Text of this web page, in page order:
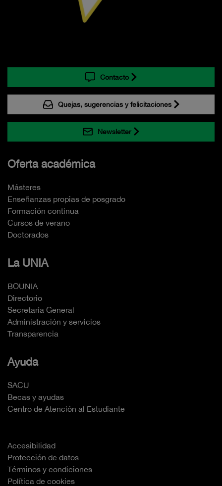
Contacto
Quejas, sugerencias y felicitaciones
Newsletter
Oferta académica
Másteres
Enseñanzas propias de posgrado
Formación continua
Cursos de verano
Doctorados
La UNIA
BOUNIA
Directorio
Secretaría General
Administración y servicios
Transparencia
Ayuda
SACU
Becas y ayudas
Centro de Atención al Estudiante
Accesibilidad
Protección de datos
Términos y condiciones
Política de cookies